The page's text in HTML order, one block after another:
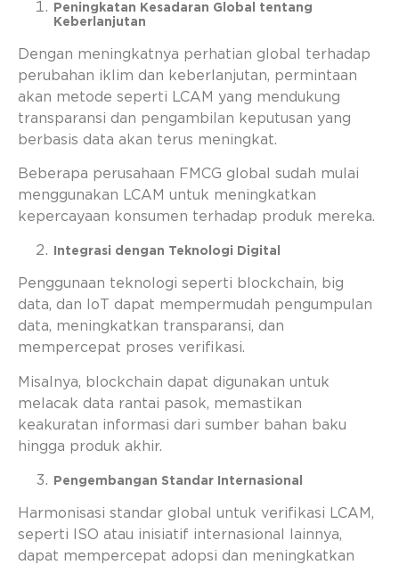
Peningkatan Kesadaran Global tentang
Keberlanjutan
Dengan meningkatnya perhatian global terhadap
perubahan iklim dan keberlanjutan, permintaan
akan metode seperti LCAM yang mendukung
transparansi dan pengambilan keputusan yang
berbasis data akan terus meningkat.
Beberapa perusahaan FMCG global sudah mulai
menggunakan LCAM untuk meningkatkan
kepercayaan konsumen terhadap produk mereka.
Integrasi dengan Teknologi Digital
Penggunaan teknologi seperti blockchain, big
data, dan IoT dapat mempermudah pengumpulan
data, meningkatkan transparansi, dan
mempercepat proses verifikasi.
Misalnya, blockchain dapat digunakan untuk
melacak data rantai pasok, memastikan
keakuratan informasi dari sumber bahan baku
hingga produk akhir.
Pengembangan Standar Internasional
Harmonisasi standar global untuk verifikasi LCAM,
seperti ISO atau inisiatif internasional lainnya,
dapat mempercepat adopsi dan meningkatkan